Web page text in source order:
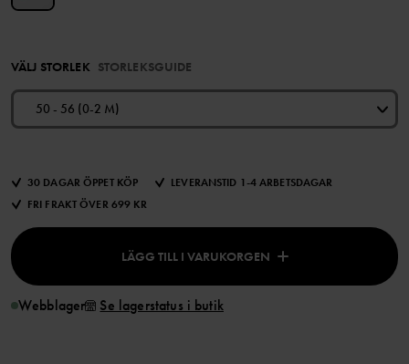
VÄLJ STORLEK STORLEKSGUIDE
50 - 56 (0-2 M)
30 DAGAR ÖPPET KÖP
LEVERANSTID 1-4 ARBETSDAGAR
FRI FRAKT ÖVER 699 KR
LÄGG TILL I VARUKORGEN
Webblager Se lagerstatus i butik